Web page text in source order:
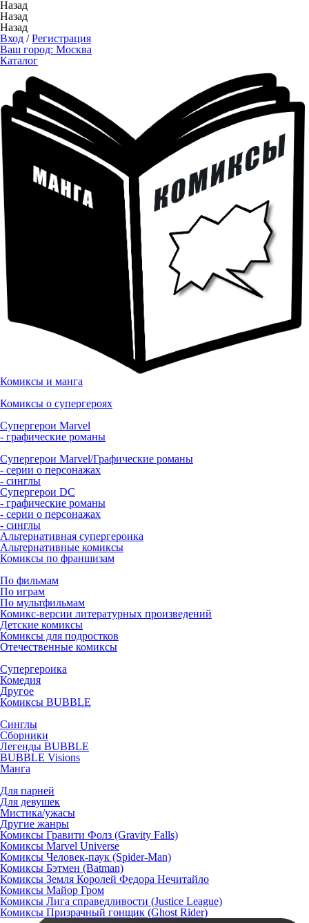
Назад
Назад
Назад
Вход /Регистрация
Ваш город: Москва
Каталог
Комиксы и манга
Комиксы о супергероях
Супергерои Marvel
- графические романы
Супергерои Marvel/Графические романы
- серии о персонажах
- синглы
Супергерои DC
- графические романы
- серии о персонажах
- синглы
Альтернативная супергероика
Альтернативные комиксы
Комиксы по франшизам
По фильмам
По играм
По мультфильмам
Комикс-версии литературных произведений
Детские комиксы
Комиксы для подростков
Отечественные комиксы
Супергероика
Комедия
Другое
Комиксы BUBBLE
Синглы
Сборники
Легенды BUBBLE
BUBBLE Visions
Манга
Для парней
Для девушек
Мистика/ужасы
Другие жанры
Комиксы Гравити Фолз (Gravity Falls)
Комиксы Marvel Universe
Комиксы Человек-паук (Spider-Man)
Комиксы Бэтмен (Batman)
Комиксы Земля Королей Федора Нечитайло
Комиксы Майор Гром
Комиксы Лига справедливости (Justice League)
Комиксы Призрачный гонщик (Ghost Rider)